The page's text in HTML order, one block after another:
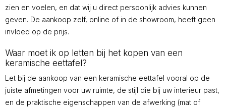
zien en voelen, en dat wij u direct persoonlijk advies kunnen
geven. De aankoop zelf, online of in de showroom, heeft geen
invloed op de prijs.
Waar moet ik op letten bij het kopen van een
keramische eettafel?
Let bij de aankoop van een keramische eettafel vooral op de
juiste afmetingen voor uw ruimte, de stijl die bij uw interieur past,
en de praktische eigenschappen van de afwerking (mat of